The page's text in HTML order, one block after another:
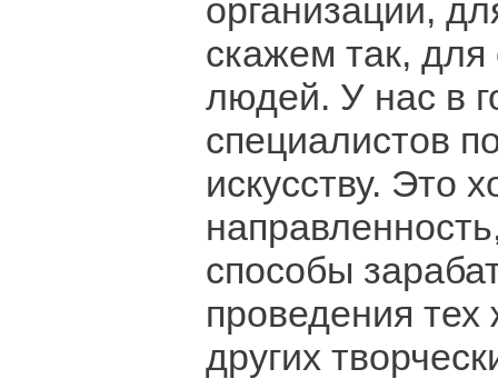
организации,
скажем так, для
людей. У нас в
специалистов
искусству. Это
способы
проведения
других